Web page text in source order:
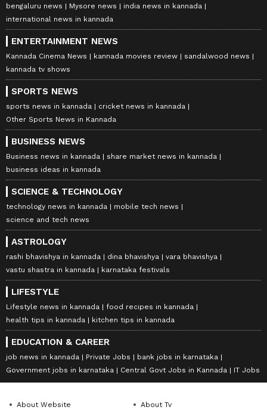
bengaluru news
Mysore news
india news in kannada
international news in kannada
ENTERTAINMENT NEWS
Kannada Cinema News kannada movies review
sandalwood news
kannada tv shows
SPORTS NEWS
sports news in kannada
cricket news in kannada
Other Sports News in Kannada
BUSINESS NEWS
Business news in kannada
share market news in kannada
business ideas in kannada
SCIENCE & TECHNOLOGY
technology news in kannada
mobile tech news
science and tech news
ASTROLOGY
rashi bhavishya in kannada dina bhavishya
vara bhavishya
vastu shastra in kannada
karnataka festivals
LIFESTYLE
Lifestyle news in kannada
food recipes in kannada
health tips in kannada
kitchen tips in kannada
EDUCATION & CAREER
job news in kannada Private Jobs
bank jobs in karnataka
Government jobs in karnataka
Central Govt Jobs in Kannada IT Jobs
About Website About Tv